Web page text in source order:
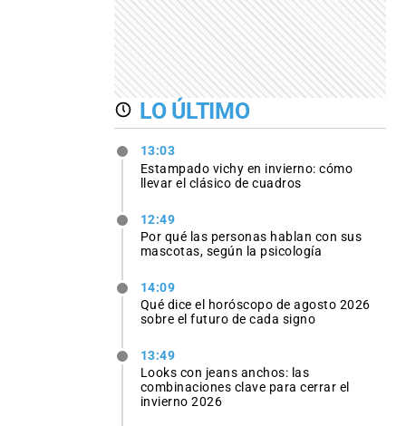
LO ÚLTIMO
13:03
Estampado vichy en invierno: cómo
llevar el clásico de cuadros
12:49
Por qué las personas hablan con sus
mascotas, según la psicología
14:09
Qué dice el horóscopo de agosto 2026
sobre el futuro de cada signo
13:49
Looks con jeans anchos: las
combinaciones clave para cerrar el
invierno 2026